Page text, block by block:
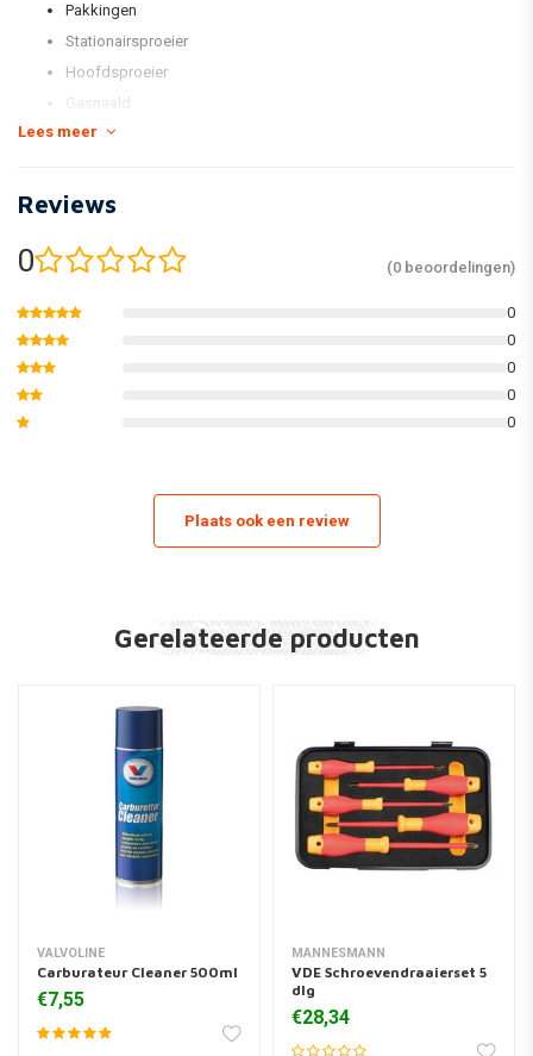
Pakkingen
Stationairsproeier
Hoofdsproeier
Gasnaald
Stelschroef
*foto is voorbeeld foto
Lees meer
Reviews
0 (0 beoordelingen)
0
0
0
0
0
Plaats ook een review
Gerelateerde producten
VALVOLINE
Carburateur Cleaner 500ml
€7,55
MANNESMANN
VDE Schroevendraaierset 5
dlg
€28,34